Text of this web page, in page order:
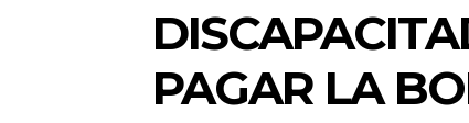
PAGAR LA